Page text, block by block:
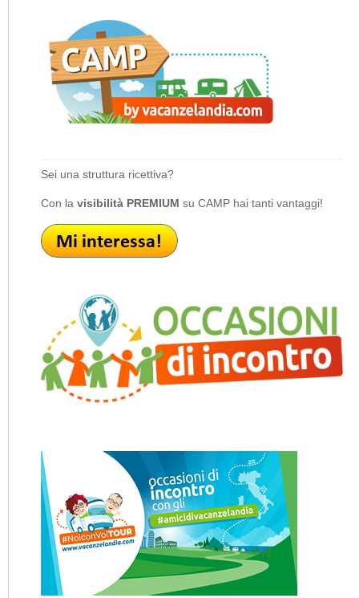
Sei una struttura ricettiva?
Con la visibilità PREMIUM su CAMP hai tanti vantaggi!